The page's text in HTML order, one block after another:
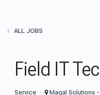
ALL JOBS
Field IT
Service Magal Solutions -